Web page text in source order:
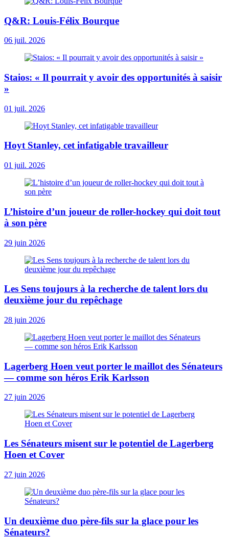
Q&R: Louis-Félix Bourque
06 juil. 2026
Staios: « Il pourrait y avoir des opportunités à saisir
»
01 juil. 2026
Hoyt Stanley, cet infatigable travailleur
01 juil. 2026
L’histoire d’un joueur de roller-hockey qui doit tout
à son père
29 juin 2026
Les Sens toujours à la recherche de talent lors du
deuxième jour du repêchage
28 juin 2026
Lagerberg Hoen veut porter le maillot des Sénateurs
— comme son héros Erik Karlsson
27 juin 2026
Les Sénateurs misent sur le potentiel de Lagerberg
Hoen et Cover
27 juin 2026
Un deuxième duo père-fils sur la glace pour les
Sénateurs?